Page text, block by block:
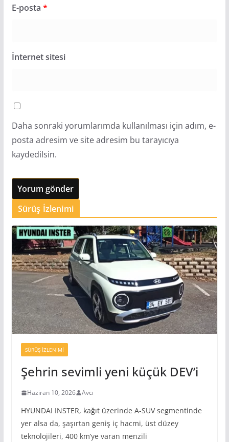
E-posta *
İnternet sitesi
Daha sonraki yorumlarımda kullanılması için adım, e-
posta adresim ve site adresim bu tarayıcıya
kaydedilsin.
Sürüş İzlenimi
SÜRÜŞ İZLENIMI
Şehrin sevimli yeni küçük DEV’i
Haziran 10, 2026 Avcı
HYUNDAI INSTER, kağıt üzerinde A-SUV segmentinde
yer alsa da, şaşırtan geniş iç hacmi, üst düzey
teknolojileri, 400 km’ye varan menzili